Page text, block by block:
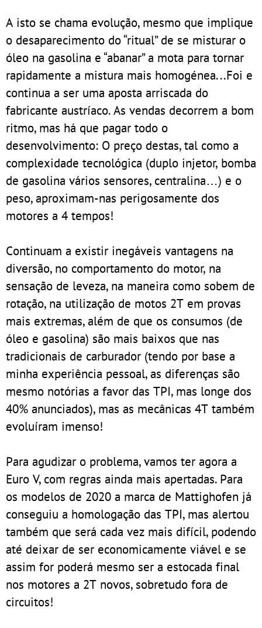
A isto se chama evolução, mesmo que implique
o desaparecimento do “ritual” de se misturar o
óleo na gasolina e “abanar” a mota para tornar
rapidamente a mistura mais homogénea...Foi e
continua a ser uma aposta arriscada do
fabricante austríaco. As vendas decorrem a bom
ritmo, mas há que pagar todo o
desenvolvimento: O preço destas, tal como a
complexidade tecnológica (duplo injetor, bomba
de gasolina vários sensores, centralina…) e o
peso, aproximam-nas perigosamente dos
motores a 4 tempos!
Continuam a existir inegáveis vantagens na
diversão, no comportamento do motor, na
sensação de leveza, na maneira como sobem de
rotação, na utilização de motos 2T em provas
mais extremas, além de que os consumos (de
óleo e gasolina) são mais baixos que nas
tradicionais de carburador (tendo por base a
minha experiência pessoal, as diferenças são
mesmo notórias a favor das TPI, mas longe dos
40% anunciados), mas as mecânicas 4T também
evoluíram imenso!
Para agudizar o problema, vamos ter agora a
Euro V, com regras ainda mais apertadas. Para
os modelos de 2020 a marca de Mattighofen já
conseguiu a homologação das TPI, mas alertou
também que será cada vez mais difícil, podendo
até deixar de ser economicamente viável e se
assim for poderá mesmo ser a estocada final
nos motores a 2T novos, sobretudo fora de
circuitos!